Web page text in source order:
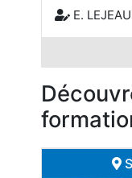
E. LEJEAU